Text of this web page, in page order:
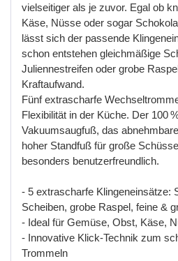
vielseitiger als je zuvor. Egal ob
Käse, Nüsse oder sogar
lässt sich der passende
schon entstehen gleichmäßige
Juliennestreifen oder grobe
Kraftaufwand.
Fünf extrascharfe
Flexibilität in der Küche. Der 100
Vakuumsaugfuß, das abnehmbare
hoher Standfuß für große Schü
besonders benutzerfreundlich.
- 5 extrascharfe Klingeneinsätze:
Scheiben, grobe Raspel, feine &
- Ideal für Gemüse, Obst, Käse, N
- Innovative Klick-Technik zum
Trommeln